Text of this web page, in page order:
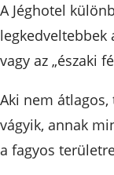
A Jéghotel
legkedveltebbek
vagy az „északi
Aki nem
vágyik, annak
a fagyos